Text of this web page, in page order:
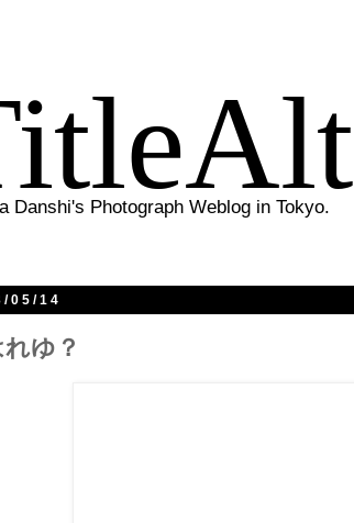
Danshi's Photograph Weblog in Tokyo.
05/14
ゆ？